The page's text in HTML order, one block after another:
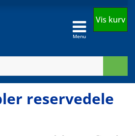
Menu
Vis kurv
reservedele